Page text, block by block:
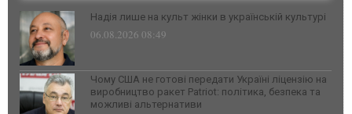
Надія лише на культ жінки в українській культурі
06.08.2026 08:49
Чому США не готові передати Україні ліцензію на
виробництво ракет Patriot: політика, безпека та
можливі альтернативи